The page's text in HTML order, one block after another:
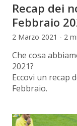
Recap dei
Febbraio
2 Marzo 2021 - 2
Che cosa
2021?
Eccovi un recap
Febbraio.